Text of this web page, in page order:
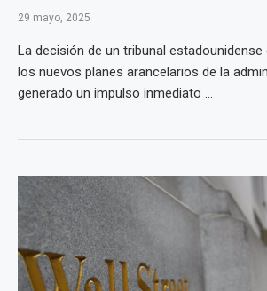
29 mayo, 2025
La decisión de un tribunal estadounidense
los nuevos planes arancelarios de la
generado un impulso inmediato ...